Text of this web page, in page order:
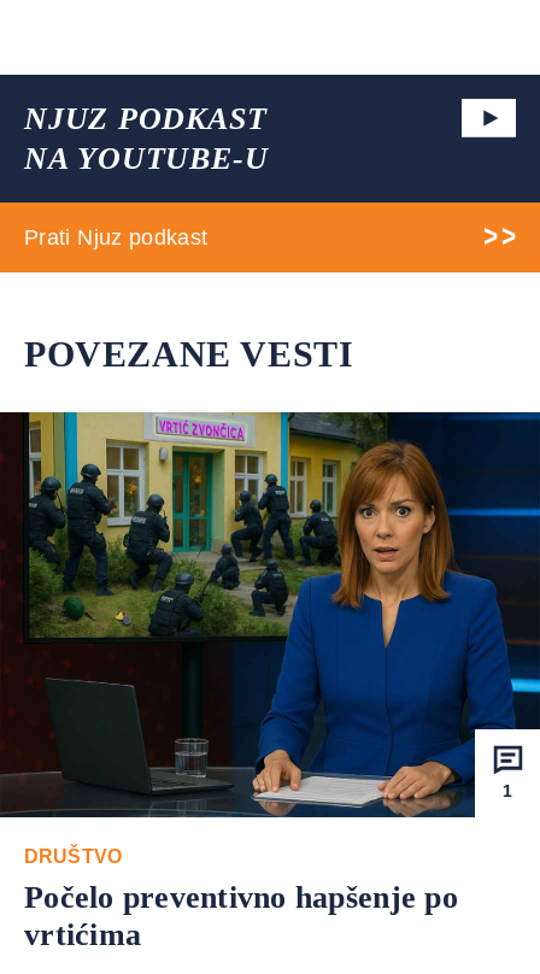
NJUZ PODKAST
NA YOUTUBE-U
Prati Njuz podkast
POVEZANE VESTI
1
DRUŠTVO
Počelo preventivno hapšenje po
vrtićima